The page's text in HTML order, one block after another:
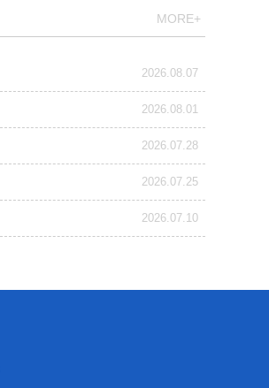
MORE+
2026.08.07
2026.08.01
2026.07.28
2026.07.25
2026.07.10